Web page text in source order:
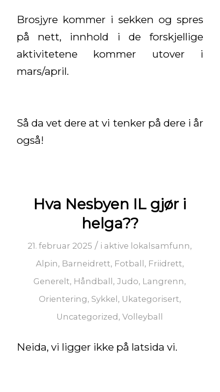
Brosjyre kommer i sekken og spres
på nett, innhold i de forskjellige
aktivitetene kommer utover i
mars/april.
Så da vet dere at vi tenker på dere i år
også!
Hva Nesbyen IL gjør i
helga??
21. februar 2025 / i aktive lokalsamfunn,
Alpin, Barneidrett, Fotball , Friidrett,
Generelt, Håndball ,Judo, Langrenn,
Orientering, Sykkel , Ukategorisert,
Uncategorized ,Volleyball
Neida, vi ligger ikke på latsida vi.